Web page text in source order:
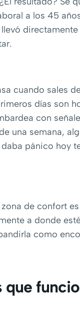
a los 45
llevó
cuando sales
días son
con
una semana,
pánico hoy
de confort
a donde
como
que